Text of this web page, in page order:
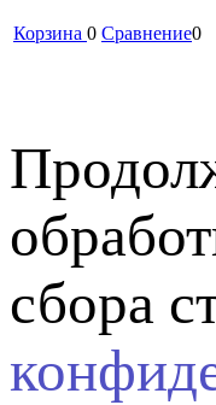
Корзина 0 Сравнение0
сбора